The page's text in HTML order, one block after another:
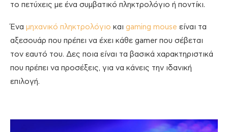
το πετύχεις με ένα συμβατικό πληκτρολόγιο ή ποντίκι.
Ένα μηχανικό πληκτρολόγιο και gaming mouse είναι τα
αξεσουάρ που πρέπει να έχει κάθε gamer που σέβεται
τον εαυτό του. Δες ποια είναι τα βασικά χαρακτηριστικά
που πρέπει να προσέξεις, για να κάνεις την ιδανική
επιλογή.